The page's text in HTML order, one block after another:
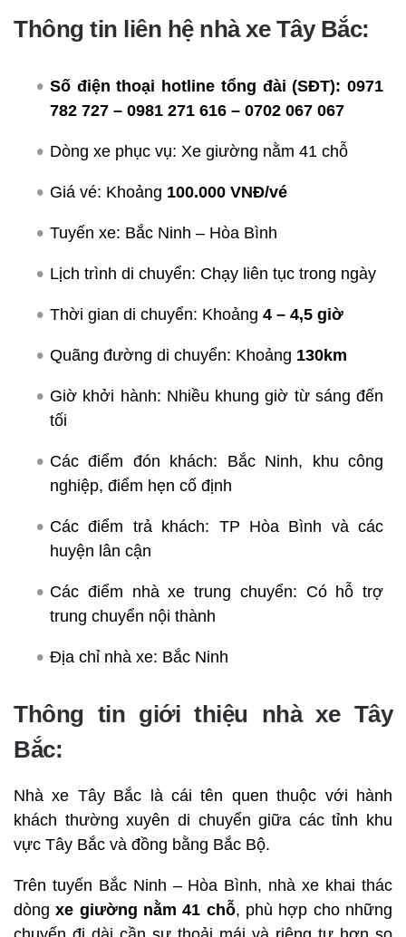
Thông tin liên hệ nhà xe Tây Bắc:
Số điện thoại hotline tổng đài (SĐT): 0971
782 727 – 0981 271 616 – 0702 067 067
Dòng xe phục vụ: Xe giường nằm 41 chỗ
Giá vé: Khoảng 100.000 VNĐ/vé
Tuyến xe: Bắc Ninh – Hòa Bình
Lịch trình di chuyển: Chạy liên tục trong ngày
Thời gian di chuyển: Khoảng 4 – 4,5 giờ
Quãng đường di chuyển: Khoảng 130km
Giờ khởi hành: Nhiều khung giờ từ sáng đến
tối
Các điểm đón khách: Bắc Ninh, khu công
nghiệp, điểm hẹn cố định
Các điểm trả khách: TP Hòa Bình và các
huyện lân cận
Các điểm nhà xe trung chuyển: Có hỗ trợ
trung chuyển nội thành
Địa chỉ nhà xe: Bắc Ninh
Thông tin giới thiệu nhà xe Tây
Bắc:
Nhà xe Tây Bắc là cái tên quen thuộc với hành
khách thường xuyên di chuyển giữa các tỉnh khu
vực Tây Bắc và đồng bằng Bắc Bộ.
Trên tuyến Bắc Ninh – Hòa Bình, nhà xe khai thác
dòngxe giường nằm 41 chỗ, phù hợp cho những